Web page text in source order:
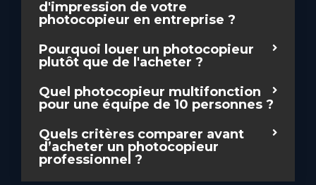
d'impression de votre
photocopieur en entreprise ?
Pourquoi louer un photocopieur
plutôt que de l'acheter ?
Quel photocopieur multifonction
pour une équipe de 10 personnes ?
Quels critères comparer avant
d’acheter un photocopieur
professionnel ?